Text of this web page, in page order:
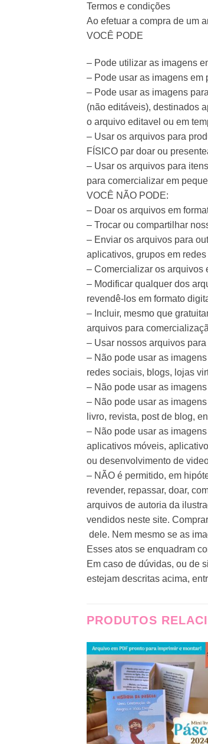
Termos e condições
Ao efetuar a compra de um
VOCÊ PODE
– Pode utilizar as imagens
– Pode usar as imagens em
– Pode usar as imagens
(não editáveis), destinados
o arquivo editavel ou em
– Usar os arquivos para
FÍSICO par doar ou
– Usar os arquivos para
para comercializar em
VOCÊ NÃO PODE:
– Doar os arquivos em
– Trocar ou compartilhar
– Enviar os arquivos para
aplicativos, grupos em
– Comercializar os arquivos
– Modificar qualquer dos
revendê-los em formato
– Incluir, mesmo que
arquivos para
– Usar nossos arquivos para
– Não pode usar as
redes sociais, blogs, lojas
– Não pode usar as
– Não pode usar as
livro, revista, post de blog,
– Não pode usar as
aplicativos móveis,
ou desenvolvimento de
– NÃO é permitido, em
revender, repassar, doar,
arquivos de autoria da
vendidos neste site.
dele. Nem mesmo se as
Esses atos se enquadram
Em caso de dúvidas, ou de
estejam descritas acima,
PRODUTOS